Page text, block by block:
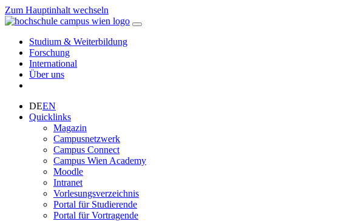
Zum Hauptinhalt wechseln
Studium & Weiterbildung
Forschung
International
Über uns
DEEN
Quicklinks
Magazin
Campusnetzwerk
Campus Connect
Campus Wien Academy
Moodle
Intranet
Vorlesungsverzeichnis
Portal für Studierende
Portal für Vortragende